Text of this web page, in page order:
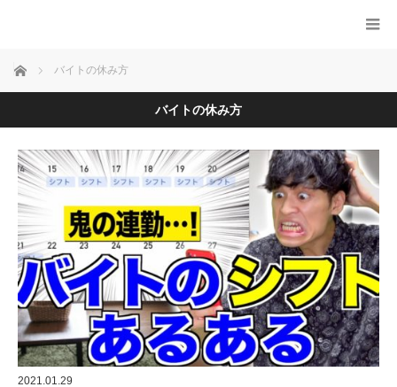
ホーム バイトの休み方
バイトの休み方
2021.01.29